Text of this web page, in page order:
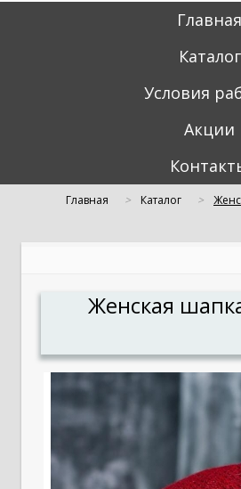
Главная
Каталог
Условия
Акции
Главная Каталог
Женская